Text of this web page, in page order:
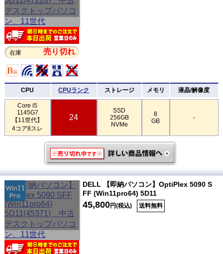
在庫 売り切れ
CPU CPUランク ストレージ メモリ 液晶/解像度
Core i5
1145G7
【11世代】
4コア8スレ
24
SSD
256GB
NVMe
8
GB
-
DELL 【即納パソコン】OptiPlex 5090 S
FF (Win11pro64) 5D11
45,800円(税込) 送料無料